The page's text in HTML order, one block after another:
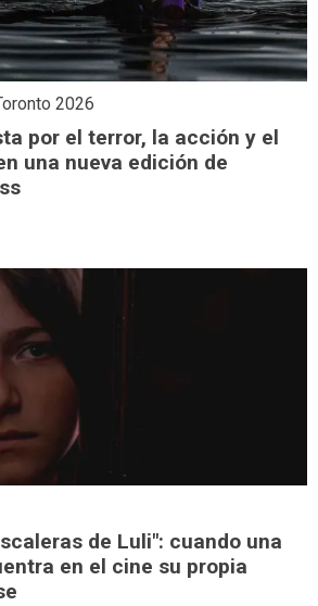
2026
por el terror, la acción y el
una nueva edición de
de Luli": cuando una
en el cine su propia